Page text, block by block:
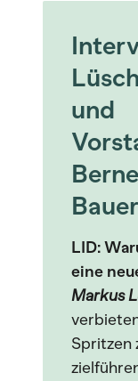
und
LID:
eine
Markus
Spritzen